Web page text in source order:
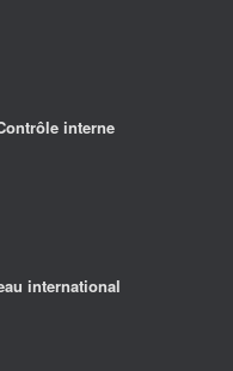
interne
international